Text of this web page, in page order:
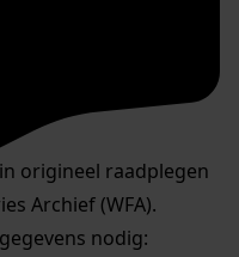
origineel raadplegen
Archief (WFA).
nodig: